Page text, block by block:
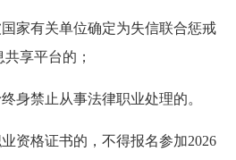
家有关单位确定为失信联合惩戒
享平台的；
身禁止从事法律职业处理的。
资格证书的，不得报名参加2026